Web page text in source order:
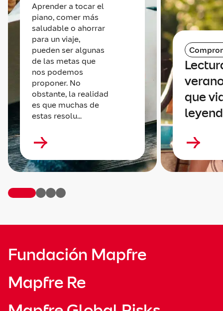
Aprender a tocar el
piano, comer más
saludable o ahorrar
para un viaje,
pueden ser algunas
de las metas que
nos podemos
proponer. No
obstante, la realidad
es que muchas de
estas resolu...
que
Fundación Mapfre
Mapfre Re